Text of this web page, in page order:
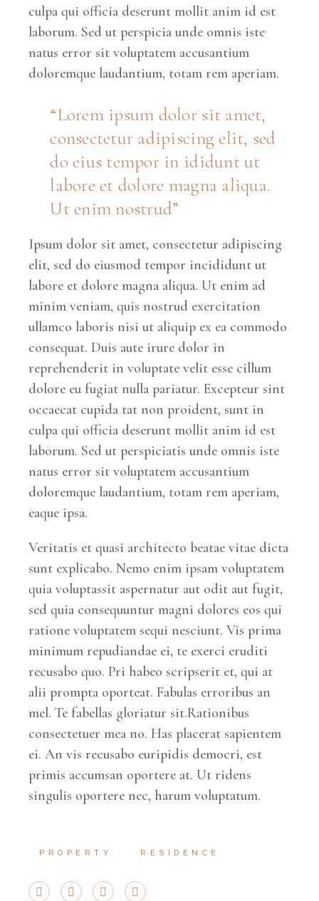
culpa qui officia deserunt mollit anim id est
laborum. Sed ut perspicia unde omnis iste
natus error sit voluptatem accusantium
doloremque laudantium, totam rem aperiam.
“Lorem ipsum dolor sit amet,
consectetur adipiscing elit, sed
do eius tempor in ididunt ut
labore et dolore magna aliqua.
Ut enim nostrud”
Ipsum dolor sit amet, consectetur adipiscing
elit, sed do eiusmod tempor incididunt ut
labore et dolore magna aliqua. Ut enim ad
minim veniam, quis nostrud exercitation
ullamco laboris nisi ut aliquip ex ea commodo
consequat. Duis aute irure dolor in
reprehenderit in voluptate velit esse cillum
dolore eu fugiat nulla pariatur. Excepteur sint
occaecat cupida tat non proident, sunt in
culpa qui officia deserunt mollit anim id est
laborum. Sed ut perspiciatis unde omnis iste
natus error sit voluptatem accusantium
doloremque laudantium, totam rem aperiam,
eaque ipsa.
Veritatis et quasi architecto beatae vitae dicta
sunt explicabo. Nemo enim ipsam voluptatem
quia voluptassit aspernatur aut odit aut fugit,
sed quia consequuntur magni dolores eos qui
ratione voluptatem sequi nesciunt. Vis prima
minimum repudiandae ei, te exerci eruditi
recusabo quo. Pri habeo scripserit et, qui at
alii prompta oporteat. Fabulas erroribus an
mel. Te fabellas gloriatur sit.Rationibus
consectetuer mea no. Has placerat sapientem
ei. An vis recusabo euripidis democri, est
primis accumsan oportere at. Ut ridens
singulis oportere nec, harum voluptatum.
PROPERTY RESIDENCE